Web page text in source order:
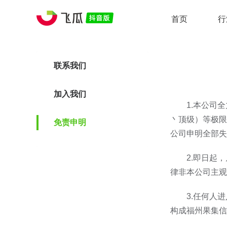
首页
联系我们
加入我们
免责申明
1.本公司
丶顶级）等极
公司申明全部失
2.即日起
律非本公司主
3.任何人
构成福州果集